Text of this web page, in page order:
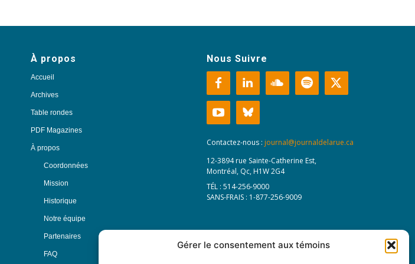
Gérer le consentement aux témoins
À propos
Accueil
Archives
Table rondes
PDF Magazines
À propos
Coordonnées
Mission
Historique
Notre équipe
Partenaires
FAQ
Nous Suivre
Contactez-nous : journal@journaldelarue.ca
12-3894 rue Sainte-Catherine Est,
Montréal, Qc, H1W 2G4
TÉL : 514-256-9000
SANS-FRAIS : 1-877-256-9009